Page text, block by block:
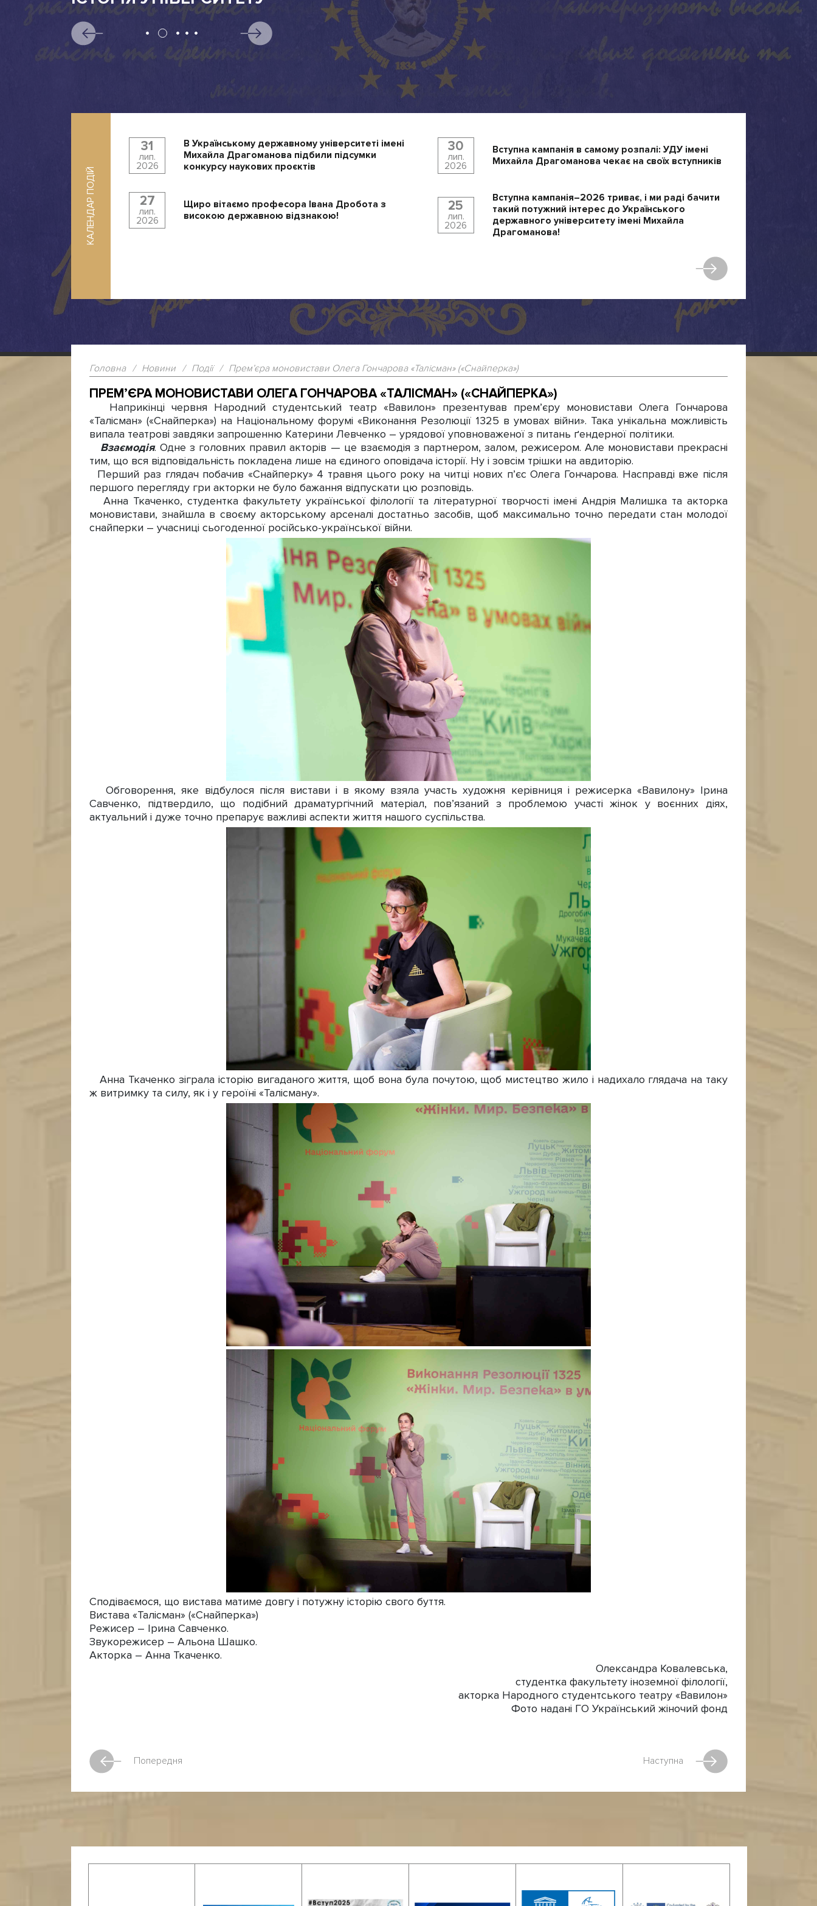
КАЛЕНДАР ПОДІЙ
31
лип.
2026
В Українському державному університеті імені
Михайла Драгоманова підбили підсумки
конкурсу наукових проєктів
30
лип.
2026
Вступна кампанія в самому розпалі: УДУ імені
Михайла Драгоманова чекає на своїх вступників
27
лип.
2026
Щиро вітаємо професора Івана Дробота з
високою державною відзнакою!
25
лип.
2026
Вступна кампанія–2026 триває, і ми раді бачити
такий потужний інтерес до Українського
державного університету імені Михайла
Драгоманова!
Головна / Новини / Події / Прем’єра моновистави Олега Гончарова «Талісман» («Снайперка»)
ПРЕМ’ЄРА МОНОВИСТАВИ ОЛЕГА ГОНЧАРОВА «ТАЛІСМАН» («СНАЙПЕРКА»)
Наприкінці червня Народний студентський театр «Вавилон» презентував прем’єру моновистави Олега Гончарова
«Талісман» («Снайперка») на Національному форумі «Виконання Резолюції 1325 в умовах війни». Така унікальна можливість
випала театрові завдяки запрошенню Катерини Левченко – урядової уповноваженої з питань ґендерної політики.
Взаємодія. Одне з головних правил акторів — це взаємодія з партнером, залом, режисером. Але моновистави прекрасні
тим, що вся відповідальність покладена лише на єдиного оповідача історії. Ну і зовсім трішки на авдиторію.
Перший раз глядач побачив «Снайперку» 4 травня цього року на читці нових п’єс Олега Гончарова. Насправді вже після
першого перегляду гри акторки не було бажання відпускати цю розповідь.
Анна Ткаченко, студентка факультету української філології та літературної творчості імені Андрія Малишка та акторка
моновистави, знайшла в своєму акторському арсеналі достатньо засобів, щоб максимально точно передати стан молодої
снайперки – учасниці сьогоденної російсько-української війни.
Обговорення, яке відбулося після вистави і в якому взяла участь художня керівниця і режисерка «Вавилону» Ірина
Савченко, підтвердило, що подібний драматургічний матеріал, пов’язаний з проблемою участі жінок у воєнних діях,
актуальний і дуже точно препарує важливі аспекти життя нашого суспільства.
Анна Ткаченко зіграла історію вигаданого життя, щоб вона була почутою, щоб мистецтво жило і надихало глядача на таку
ж витримку та силу, як і у героїні «Талісману».
Сподіваємося, що вистава матиме довгу і потужну історію свого буття.
Вистава «Талісман» («Снайперка»)
Режисер – Ірина Савченко.
Звукорежисер – Альона Шашко.
Акторка – Анна Ткаченко.
Олександра Ковалевська,
студентка факультету іноземної філології,
акторка Народного студентського театру «Вавилон»
Фото надані ГО Український жіночий фонд
Попередня Наступна